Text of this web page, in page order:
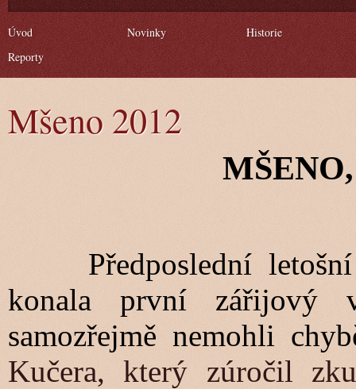
Úvod Novinky
Historie
Reporty
Mšeno 2012
Předposlední letošní
konala první zářijový
samozřejmě nemohli
Kučera, který zúročil